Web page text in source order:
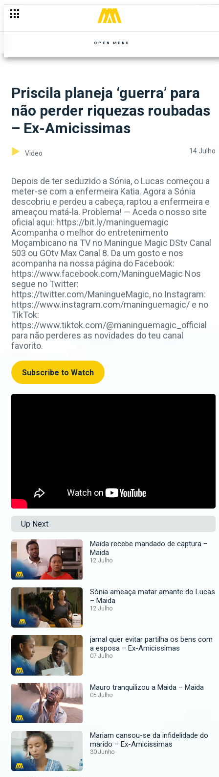
OPEN MENU
Priscila planeja ‘guerra’ para
não perder riquezas roubadas
– Ex-Amicissimas
Video 14 Julho
Depois de ter seduzido a Sónia, o Lucas começou a
meter-se com a enfermeira Katia. Agora a Sónia
descobriu e perdeu a cabeça, raptou a enfermeira e
ameaçou matá-la. Problema! — Aceda o nosso site
oficial aqui: https://bit.ly/maninguemagic
Acompanha o melhor do entretenimento
Moçambicano na TV no Maningue Magic DStv Canal
503 ou GOtv Max Canal 8. Da um gosto e nos
acompanha na nossa página do Facebook:
https://www.facebook.com/ManingueMagic Nos
segue no Twitter:
https://twitter.com/ManingueMagic, no Instagram:
https://www.instagram.com/maninguemagic/ e no
TikTok:
https://www.tiktok.com/@maninguemagic_official
para não perderes as novidades do teu canal
favorito.
Subscribe to Watch
Up Next
Maida recebe mandado de captura –
Maida
12 Julho
Sónia ameaça matar amante do Lucas
– Maida
12 Julho
jamal quer evitar partilha os bens com
a esposa – Ex-Amicissimas
07 Julho
Mauro tranquilizou a Maida – Maida
05 Julho
Mariam cansou-se da infidelidade do
marido – Ex-Amicissimas
30 Junho